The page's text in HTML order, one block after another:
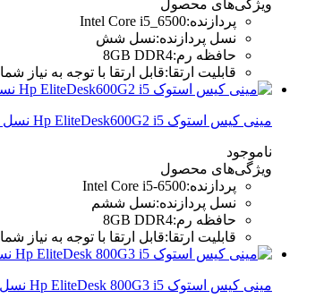
ویژگی‌های محصول
پردازنده:
Intel Core i5_6500
نسل پردازنده:نسل شش
حافظه رم:
8GB DDR4
قابلیت ارتقا:قابل ارتقا با توجه به نیاز شما
مینی کیس استوک Hp EliteDesk600G2 i5 نسل 6 سایز USFF
ناموجود
ویژگی‌های محصول
پردازنده:
Intel Core i5-6500
نسل پردازنده:نسل ششم
حافظه رم:
8GB DDR4
قابلیت ارتقا:قابل ارتقا با توجه به نیاز شما
مینی کیس استوک Hp EliteDesk 800G3 i5 نسل 7 سایز USFF